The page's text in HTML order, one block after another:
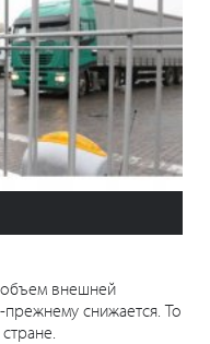
внешней
снижается. То